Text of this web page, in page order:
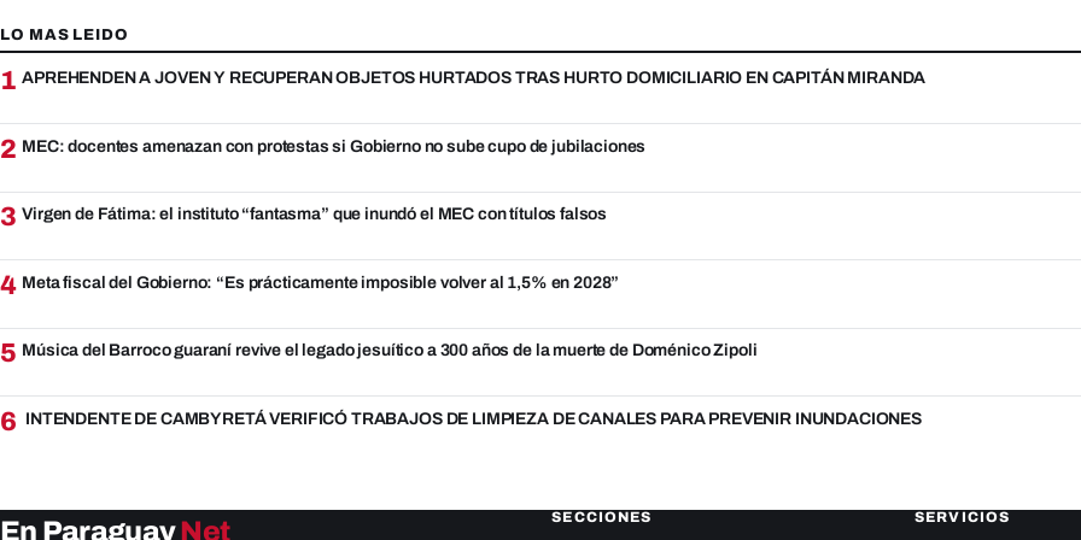
LO MAS LEIDO
1 APREHENDEN A JOVEN Y RECUPERAN OBJETOS HURTADOS TRAS HURTO DOMICILIARIO EN CAPITÁN MIRANDA
2 MEC: docentes amenazan con protestas si Gobierno no sube cupo de jubilaciones
3 Virgen de Fátima: el instituto “fantasma” que inundó el MEC con títulos falsos
4 Meta fiscal del Gobierno: “Es prácticamente imposible volver al 1,5% en 2028”
5 Música del Barroco guaraní revive el legado jesuítico a 300 años de la muerte de Doménico Zipoli
6 INTENDENTE DE CAMBYRETÁ VERIFICÓ TRABAJOS DE LIMPIEZA DE CANALES PARA PREVENIR INUNDACIONES
En ParaguayNet SECCIONES SERVICIOS